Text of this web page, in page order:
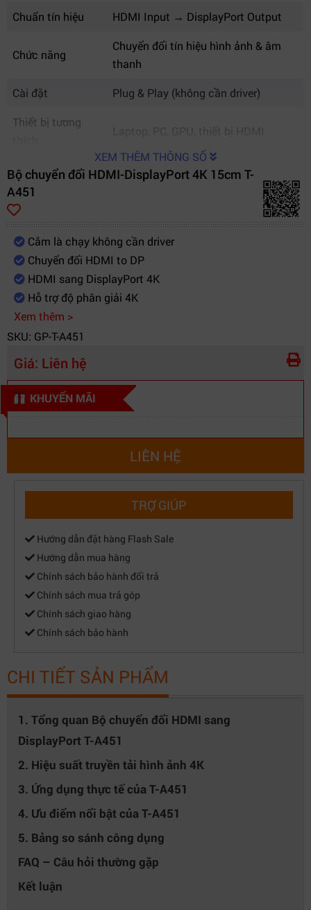
Chuẩn tín hiệu
HDMI Input → DisplayPort Output
Chức năng
Chuyển đổi tín hiệu hình ảnh & âm
thanh
Cài đặt
Plug & Play (không cần driver)
Thiết bị tương
XEM THÊM THÔNG SỐ
Bộ chuyển đổi HDMI-DisplayPort 4K 15cm T-
A451
Cắm là chạy không cần driver
Chuyển đổi HDMI to DP
HDMI sang DisplayPort 4K
Hỗ trợ độ phân giải 4K
Xem thêm >
SKU: GP-T-A451
Giá: Liên hệ
KHUYẾN MÃI
LIÊN HỆ
TRỢ GIÚP
Hướng dẫn đặt hàng Flash Sale
Hướng dẫn mua hàng
Chính sách bảo hành đổi trả
Chính sách mua trả góp
Chính sách giao hàng
Chính sách bảo hành
CHI TIẾT SẢN PHẨM
1. Tổng quan Bộ chuyển đổi HDMI sang
DisplayPort T-A451
2. Hiệu suất truyền tải hình ảnh 4K
3. Ứng dụng thực tế của T-A451
4. Ưu điểm nổi bật của T-A451
5. Bảng so sánh công dụng
FAQ – Câu hỏi thường gặp
Kết luận